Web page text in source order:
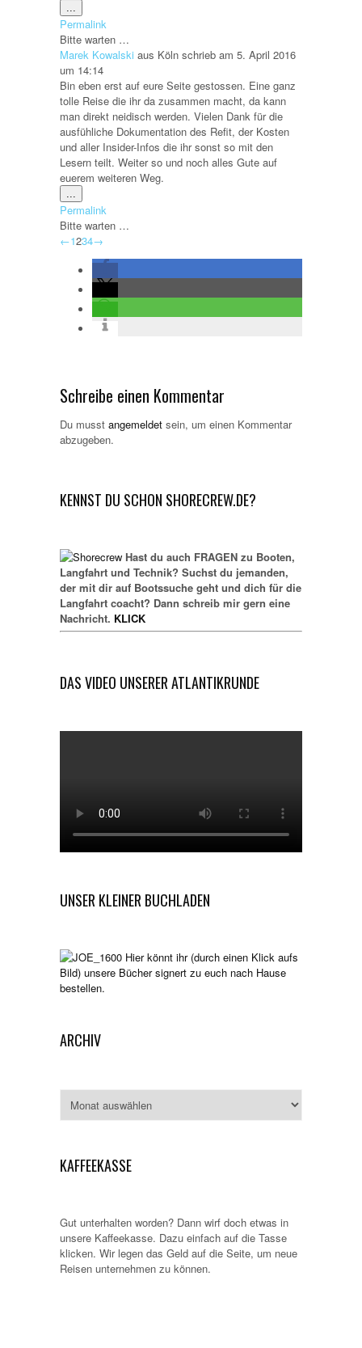
Metabox
ein-/ausblenden.
Permalink
Bitte warten …
Marek Kowalski aus Köln schrieb am 5. April 2016
um 14:14
Bin eben erst auf eure Seite gestossen. Eine ganz
tolle Reise die ihr da zusammen macht, da kann
man direkt neidisch werden. Vielen Dank für die
ausfühliche Dokumentation des Refit, der Kosten
und aller Insider-Infos die ihr sonst so mit den
Lesern teilt. Weiter so und noch alles Gute auf
euerem weiteren Weg.
Metabox
ein-/ausblenden.
Permalink
Bitte warten …
Navigation
Gästebuchliste
←1234→
Schreibe einen Kommentar
Du musst angemeldet sein, um einen Kommentar
abzugeben.
KENNST DU SCHON SHORECREW.DE?
Hast du auch FRAGEN zu Booten,
Langfahrt und Technik? Suchst du jemanden,
der mit dir auf Bootssuche geht und dich für die
Langfahrt coacht? Dann schreib mir gern eine
Nachricht. KLICK
DAS VIDEO UNSERER ATLANTIKRUNDE
UNSER KLEINER BUCHLADEN
Hier könnt ihr (durch einen Klick aufs
Bild) unsere Bücher signert zu euch nach Hause
bestellen.
ARCHIV
KAFFEEKASSE
Gut unterhalten worden? Dann wirf doch etwas in
unsere Kaffeekasse. Dazu einfach auf die Tasse
klicken. Wir legen das Geld auf die Seite, um neue
Reisen unternehmen zu können.